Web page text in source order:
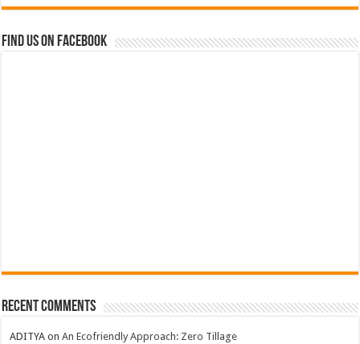
Find us on Facebook
Recent Comments
ADITYA onAn Ecofriendly Approach: Zero Tillage